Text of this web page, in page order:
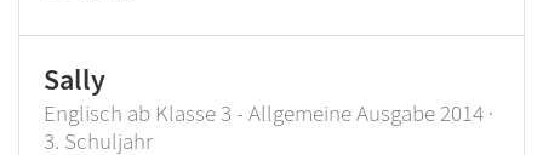
Sally
Englisch ab Klasse 3 - Allgemeine Ausgabe 2014 ·
3. Schuljahr